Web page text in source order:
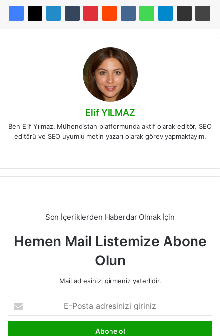
Elif YILMAZ
Ben Elif Yılmaz, Mühendistan platformunda aktif olarak editör, SEO
editörü ve SEO uyumlu metin yazarı olarak görev yapmaktayım.
Son İçeriklerden Haberdar Olmak İçin
Hemen Mail Listemize Abone
Olun
Mail adresinizi girmeniz yeterlidir.
Posta
adresinizi